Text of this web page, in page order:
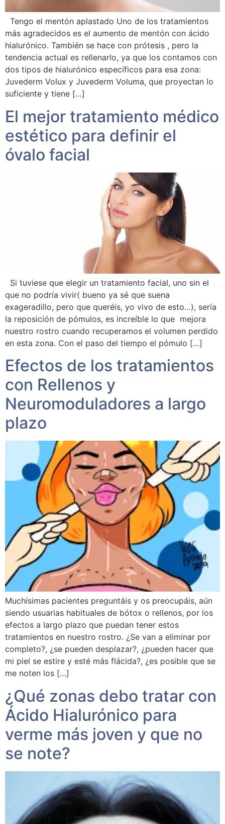
Tengo el mentón aplastado Uno de los tratamientos
más agradecidos es el aumento de mentón con ácido
hialurónico. También se hace con prótesis , pero la
tendencia actual es rellenarlo, ya que los contamos con
dos tipos de hialurónico específicos para esa zona:
Juvederm Volux y Juvederm Voluma, que proyectan lo
suficiente y tiene […]
El mejor tratamiento médico
estético para definir el
óvalo facial
Si tuviese que elegir un tratamiento facial, uno sin el
que no podría vivir( bueno ya sé que suena
exageradillo, pero que queréis, yo vivo de esto…), sería
la reposición de pómulos, es increíble lo que mejora
nuestro rostro cuando recuperamos el volumen perdido
en esta zona. Con el paso del tiempo el pómulo […]
Efectos de los tratamientos
con Rellenos y
Neuromoduladores a largo
plazo
Muchísimas pacientes preguntáis y os preocupáis, aún
siendo usuarias habituales de bótox o rellenos, por los
efectos a largo plazo que puedan tener estos
tratamientos en nuestro rostro. ¿Se van a eliminar por
completo?, ¿se pueden desplazar?, ¿pueden hacer que
mi piel se estire y esté más flácida?, ¿es posible que se
me noten los […]
¿Qué zonas debo tratar con
Ácido Hialurónico para
verme más joven y que no
se note?